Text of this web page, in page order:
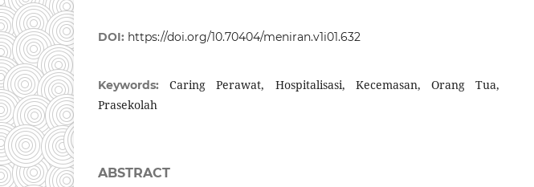
DOI: https://doi.org/10.70404/meniran.v1i01.632
Keywords:Caring Perawat, Hospitalisasi, Kecemasan, Orang Tua,
Prasekolah
ABSTRACT